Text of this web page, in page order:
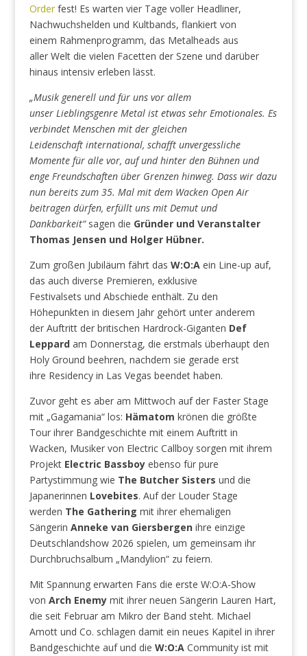
Orderfest! Es warten vier Tage voller Headliner,
Nachwuchshelden und Kultbands, flankiert von
einem Rahmenprogramm, das Metalheads aus
aller Welt die vielen Facetten der Szene und darüber
hinaus intensiv erleben lässt.
„Musik generell und für uns vor allem
unser Lieblingsgenre Metal ist etwas sehr Emotionales. Es
verbindet Menschen mit der gleichen
Leidenschaft international, schafft unvergessliche
Momente für alle vor, auf und hinter den Bühnen und
enge Freundschaften über Grenzen hinweg. Dass wir dazu
nun bereits zum 35. Mal mit dem Wacken Open Air
beitragen dürfen, erfüllt uns mit Demut und
Dankbarkeit“ sagen die Gründer und Veranstalter
Thomas Jensen und Holger Hübner.
Zum großen Jubiläum fährt das W:O:Aein Line-up auf,
das auch diverse Premieren, exklusive
Festivalsets und Abschiede enthält. Zu den
Höhepunkten in diesem Jahr gehört unter anderem
der Auftritt der britischen Hardrock-Giganten Def
Leppardam Donnerstag, die erstmals überhaupt den
Holy Ground beehren, nachdem sie gerade erst
ihre Residency in Las Vegas beendet haben.
Zuvor geht es aber am Mittwoch auf der Faster Stage
mit „Gagamania“ los: Hämatom krönen die größte
Tour ihrer Bandgeschichte mit einem Auftritt in
Wacken, Musiker von Electric Callboy sorgen mit ihrem
Projekt Electric Bassboyebenso für pure
Partystimmung wie The Butcher Sisters und die
Japanerinnen Lovebites. Auf der Louder Stage
werden The Gathering mit ihrer ehemaligen
Sängerin Anneke van Giersbergenihre einzige
Deutschlandshow 2026 spielen, um gemeinsam ihr
Durchbruchsalbum „Mandylion“ zu feiern.
Mit Spannung erwarten Fans die erste W:O:A-Show
von Arch Enemymit ihrer neuen Sängerin Lauren Hart,
die seit Februar am Mikro der Band steht. Michael
Amott und Co. schlagen damit ein neues Kapitel in ihrer
Bandgeschichte auf und die W:O:A Community ist mit